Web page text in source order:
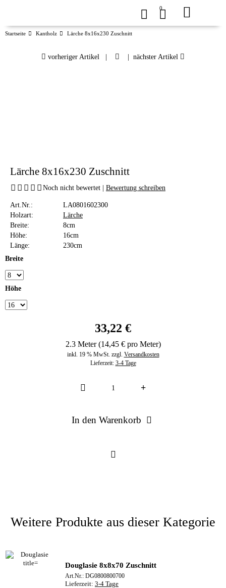
0
Startseite Kantholz Lärche 8x16x230 Zuschnitt
vorheriger Artikel | | nächster Artikel
Lärche 8x16x230 Zuschnitt
Noch nicht bewertet | Bewertung schreiben
Art.Nr.:
LA0801602300
Holzart:
Lärche
Breite:
8cm
Höhe:
16cm
Länge:
230cm
Breite
Höhe
33,22 €
2.3 Meter (14,45 € pro Meter)
inkl. 19 % MwSt. zzgl. Versandkosten
Lieferzeit: 3-4 Tage
In den Warenkorb
Weitere Produkte aus dieser Kategorie
Douglasie 8x8x70 Zuschnitt
Art.Nr.: DG0800800700
Lieferzeit: 3-4 Tage